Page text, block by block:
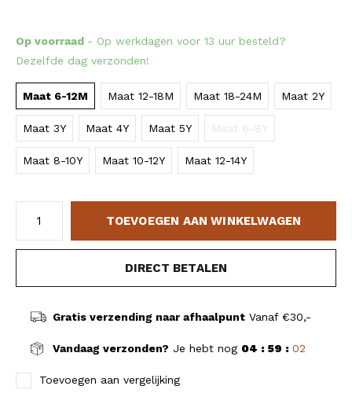
Op voorraad - Op werkdagen voor 13 uur besteld?
Dezelfde dag verzonden!
Maat 6-12M Maat 12-18M Maat 18-24M Maat 2Y
Maat 3Y Maat 4Y Maat 5Y Maat 6-8Y
Maat 8-10Y Maat 10-12Y Maat 12-14Y
TOEVOEGEN AAN WINKELWAGEN
DIRECT BETALEN
Gratis verzending naar afhaalpuntVanaf €30,-
Vandaag verzonden? Je hebt nog 04 : 59 : 01
Toevoegen aan vergelijking